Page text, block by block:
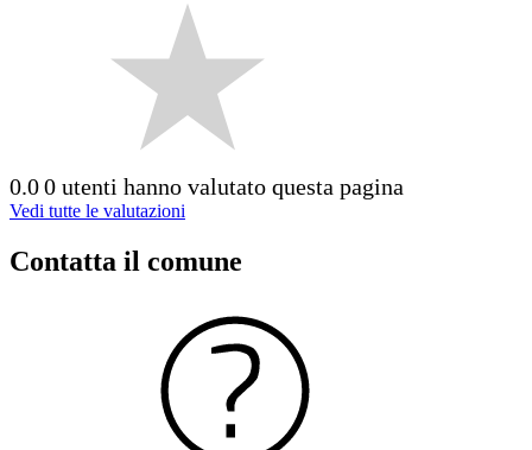
0.00 utenti hanno valutato questa pagina
Vedi tutte le valutazioni
Contatta il comune